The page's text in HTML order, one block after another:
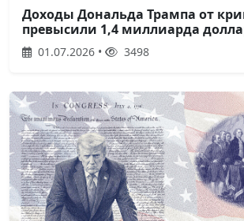
Доходы Дональда Трампа от
превысили 1,4 миллиарда
01.07.2026 • 3498